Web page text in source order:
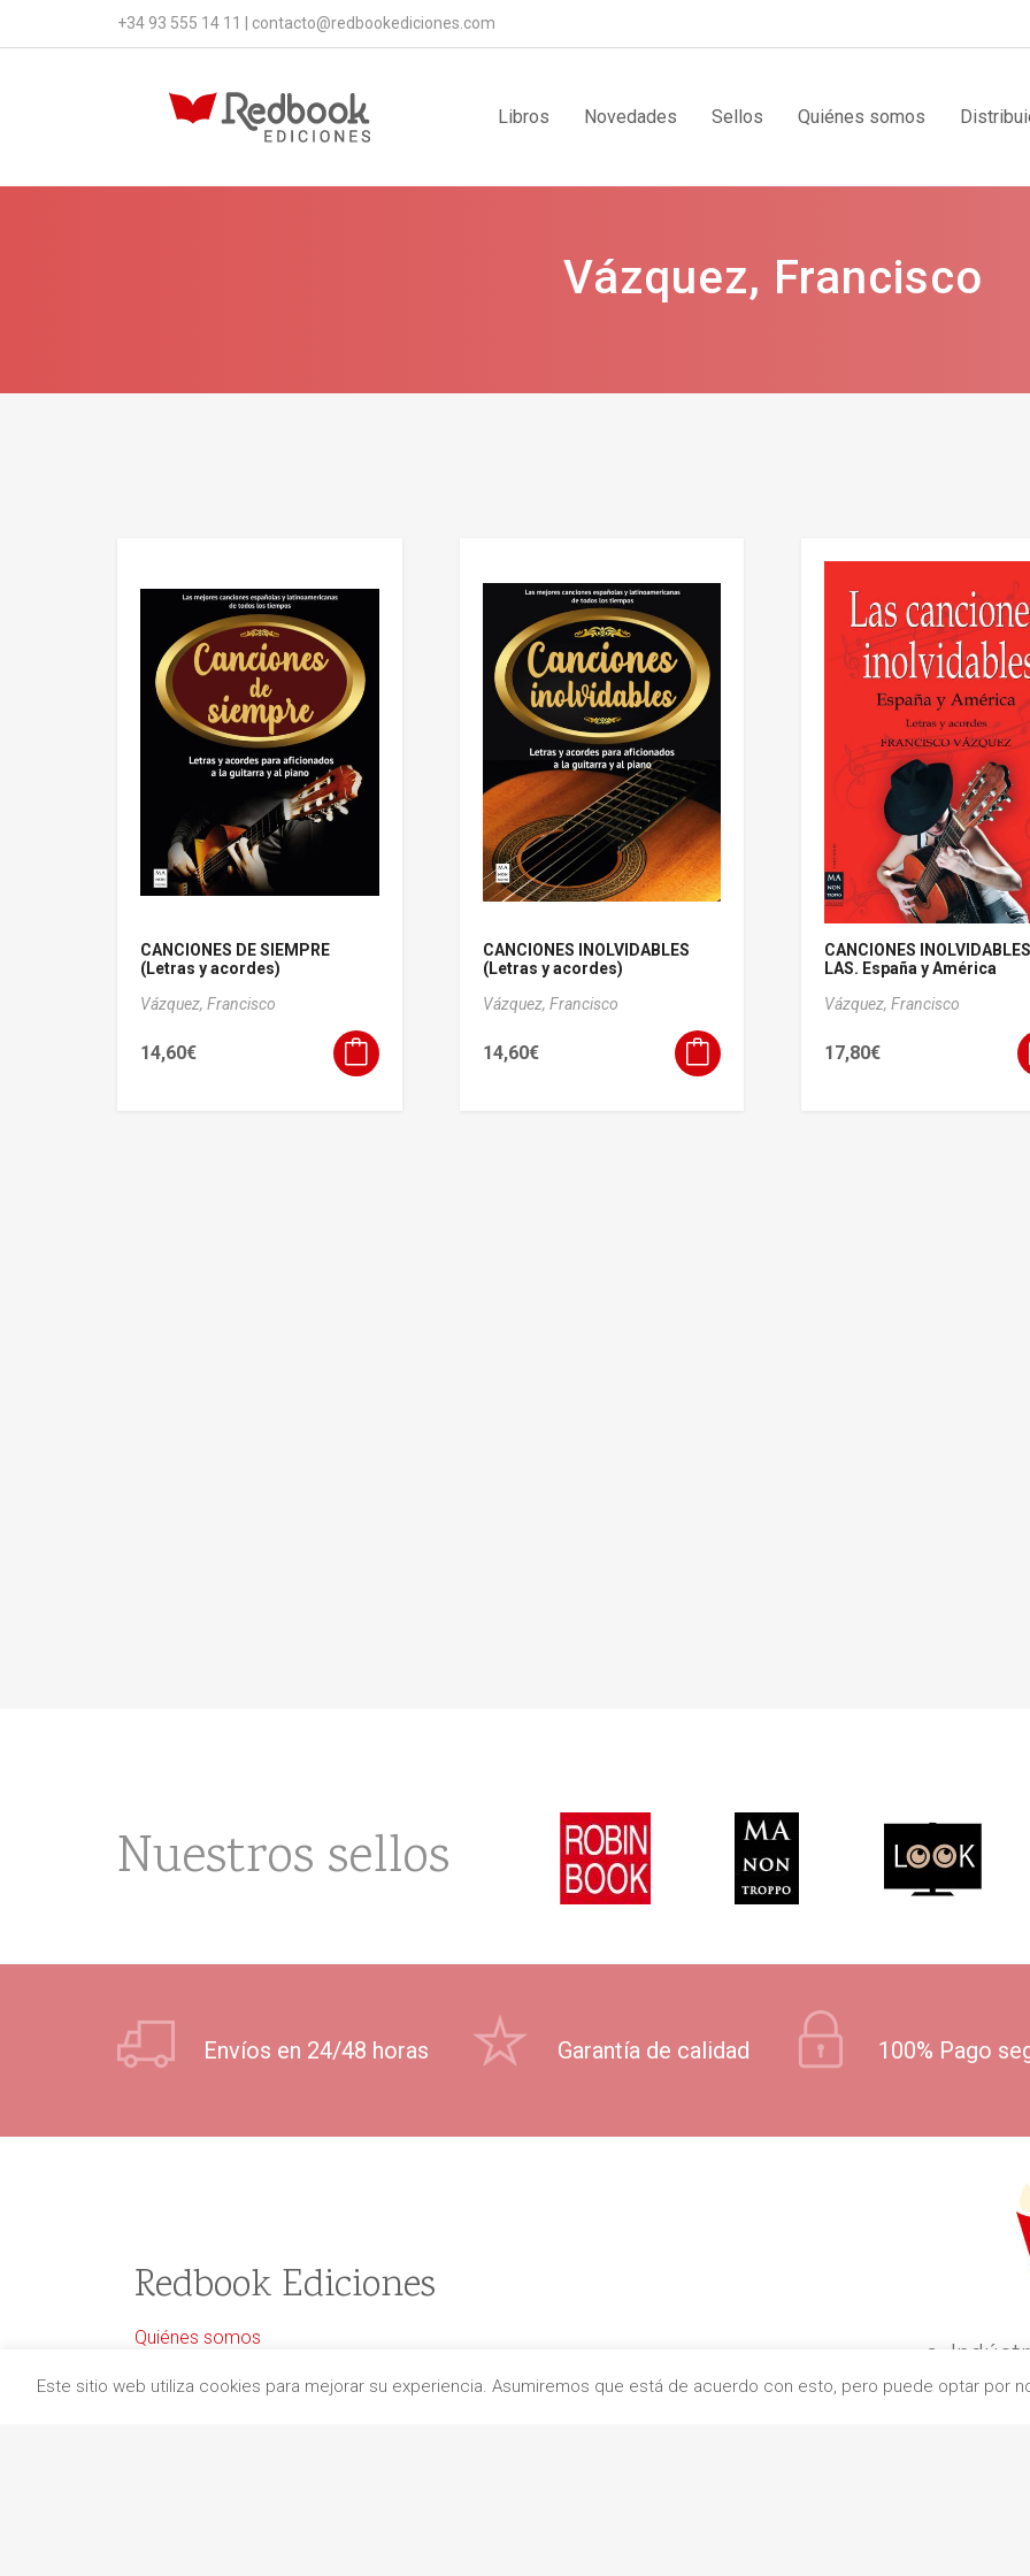
+34 93 555 14 11 contacto@redbookediciones.com
Libros Novedades Sellos Quiénes somos
Vázquez, Francisco
CANCIONES DE SIEMPRE
(Letras y acordes)
Vázquez, Francisco
14,60€
CANCIONES INOLVIDABLES
(Letras y acordes)
Vázquez, Francisco
14,60€
CANCIONES
LAS. España y América
Vázquez, Francisco
17,80€
Nuestros sellos
Envíos en 24/48 horas Garantía de calidad 100% Pago
Redbook Ediciones
Quiénes somos
c.
Este sitio web utiliza cookies para mejorar su experiencia. Asumiremos que está de acuerdo con esto, pero puede optar por